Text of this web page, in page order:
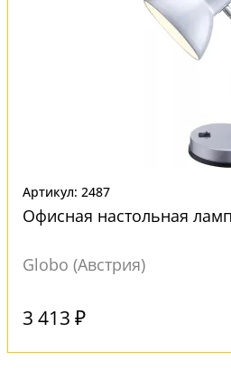
Артикул: 2487
Офисная настольная
Globo (Австрия)
3 413 ₽